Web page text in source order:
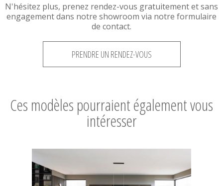
N'hésitez plus, prenez rendez-vous gratuitement et sans
engagement dans notre showroom via notre formulaire
de contact.
PRENDRE UN RENDEZ-VOUS
Ces modèles pourraient également vous
intéresser